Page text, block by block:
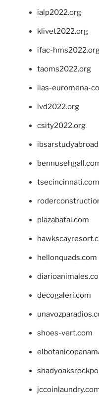
ialp2022.org
klivet2022.org
ifac-
taoms2022.org
iias-euromena-
ivd2022.org
csity2022.org
tsecincinnati.com
plazabatai.com
hellonquads.com
decogaleri.com
shoes-vert.com